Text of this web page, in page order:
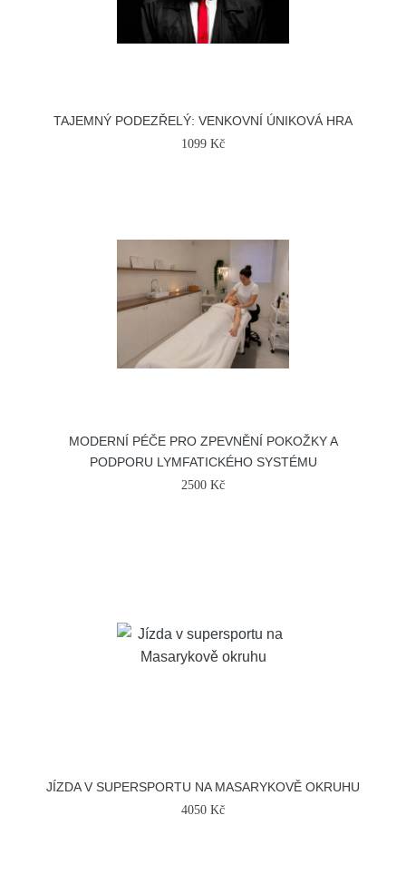
TAJEMNÝ PODEZŘELÝ: VENKOVNÍ ÚNIKOVÁ HRA
1099 Kč
MODERNÍ PÉČE PRO ZPEVNĚNÍ POKOŽKY A
PODPORU LYMFATICKÉHO SYSTÉMU
2500 Kč
JÍZDA V SUPERSPORTU NA MASARYKOVĚ OKRUHU
4050 Kč